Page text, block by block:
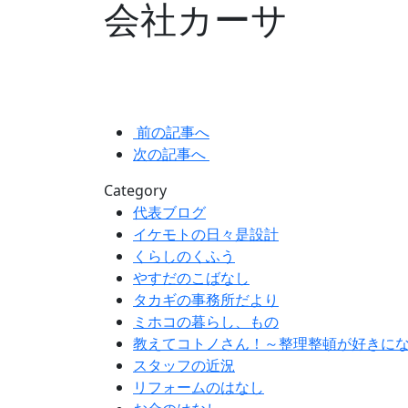
会社カーサ
前の記事へ
次の記事へ
Category
代表ブログ
イケモトの日々是設計
くらしのくふう
やすだのこばなし
タカギの事務所だより
ミホコの暮らし、もの
教えてコトノさん！～整理整頓が好きに
スタッフの近況
リフォームのはなし